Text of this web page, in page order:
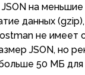
на меньшие
данных
не имеет
JSON, но
50 МБ для